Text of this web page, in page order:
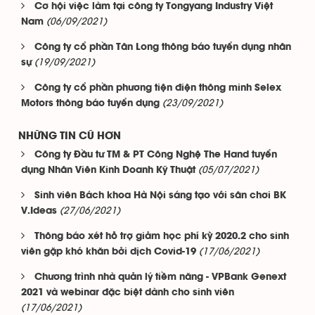
Cơ hội việc làm tại công ty Tongyang Industry Việt
Nam (06/09/2021)
Công ty cổ phần Tân Long thông báo tuyển dụng nhân
sự (19/09/2021)
Công ty cổ phần phương tiện điện thông minh Selex
Motors thông báo tuyển dụng (23/09/2021)
NHỮNG TIN CŨ HƠN
Công ty Đầu tư TM & PT Công Nghệ The Hand tuyển
dụng Nhân Viên Kinh Doanh Kỹ Thuật (05/07/2021)
Sinh viên Bách khoa Hà Nội sáng tạo với sân chơi BK
V.Ideas (27/06/2021)
Thông báo xét hỗ trợ giảm học phí kỳ 2020.2 cho sinh
viên gặp khó khăn bởi dịch Covid-19 (17/06/2021)
Chương trình nhà quản lý tiềm năng - VPBank Genext
2021 và webinar đặc biệt dành cho sinh viên
(17/06/2021)